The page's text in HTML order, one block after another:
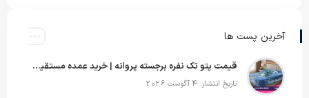
آخرین پست ها
قیمت پتو تک نفره برجسته پروانه | خرید عمده مستقیم با بهترین قیمت بازار
تاریخ انتشار: 4 آگوست 2026